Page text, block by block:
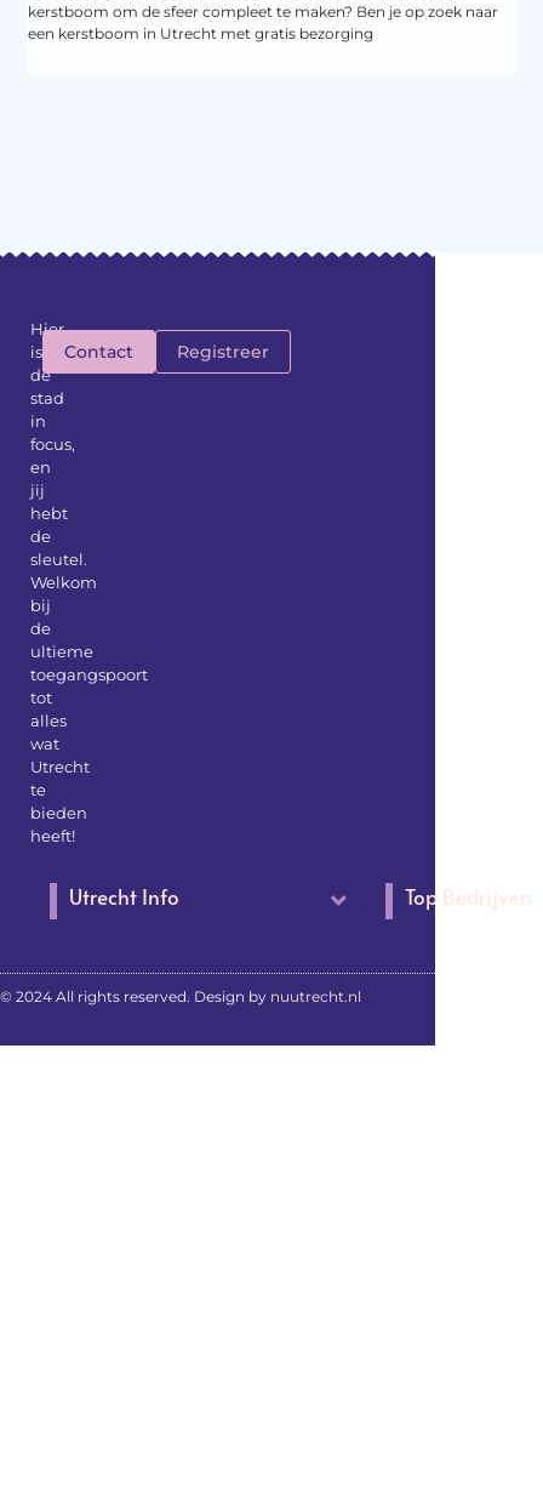
kerstboom om de sfeer compleet te maken? Ben je op zoek naar
een kerstboom in Utrecht met gratis bezorging
Hier
is
de
stad
in
focus,
en
jij
hebt
de
sleutel.
Welkom
bij
de
ultieme
toegangspoort
tot
alles
wat
Utrecht
te
bieden
heeft!
Contact Registreer
Utrecht Info Top Bedrijven
© 2024 All rights reserved. Design by nuutrecht.nl